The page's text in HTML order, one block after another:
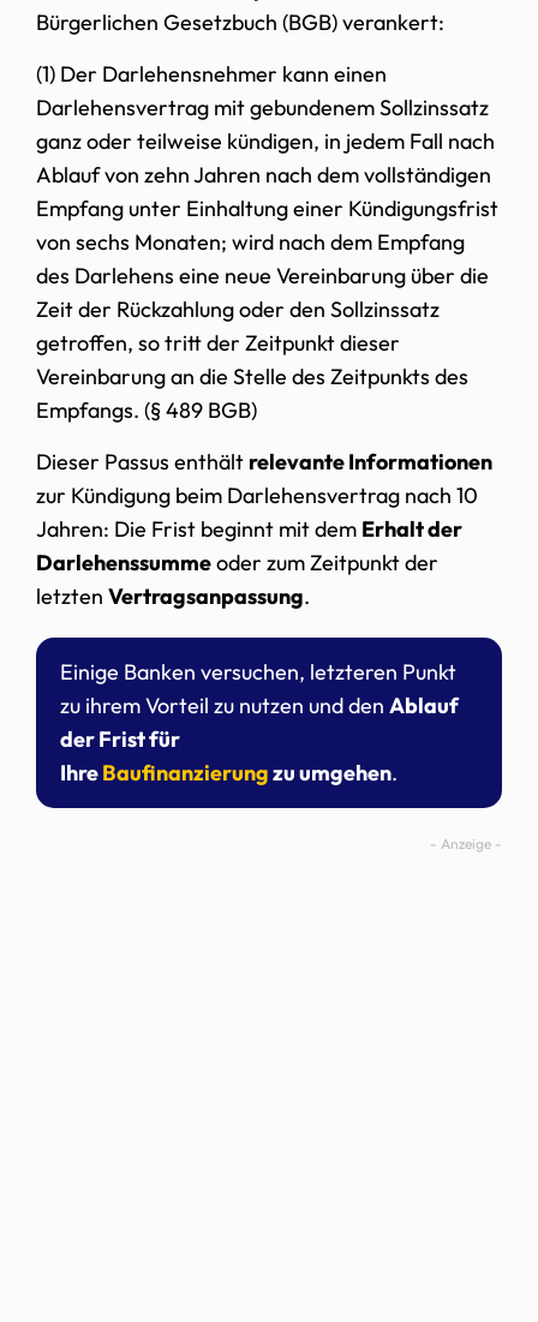
Bürgerlichen Gesetzbuch (BGB) verankert:
(1) Der Darlehensnehmer kann einen
Darlehensvertrag mit gebundenem Sollzinssatz
ganz oder teilweise kündigen, in jedem Fall nach
Ablauf von zehn Jahren nach dem vollständigen
Empfang unter Einhaltung einer Kündigungsfrist
von sechs Monaten; wird nach dem Empfang
des Darlehens eine neue Vereinbarung über die
Zeit der Rückzahlung oder den Sollzinssatz
getroffen, so tritt der Zeitpunkt dieser
Vereinbarung an die Stelle des Zeitpunkts des
Empfangs. (§ 489 BGB)
Dieser Passus enthält relevante Informationen
zur Kündigung beim Darlehensvertrag nach 10
Jahren: Die Frist beginnt mit dem Erhalt der
Darlehenssummeoder zum Zeitpunkt der
letzten Vertragsanpassung.
Einige Banken versuchen, letzteren Punkt
zu ihrem Vorteil zu nutzen und den Ablauf
der Frist für
IhreBaufinanzierungzu umgehen.